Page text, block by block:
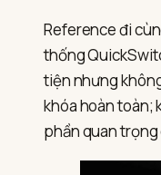
Reference đi
thống
tiện nhưng
khóa hoàn toàn;
phần quan trọng